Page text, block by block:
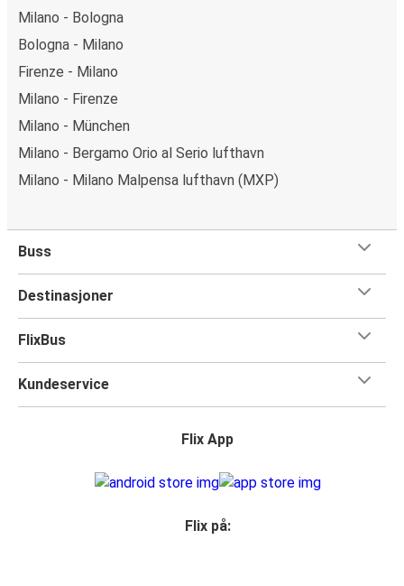
Milano - Bologna
Bologna - Milano
Firenze - Milano
Milano - Firenze
Milano - München
Milano - Bergamo Orio al Serio lufthavn
Milano - Milano Malpensa lufthavn (MXP)
Buss
Destinasjoner
FlixBus
Kundeservice
Flix App
Flix på: